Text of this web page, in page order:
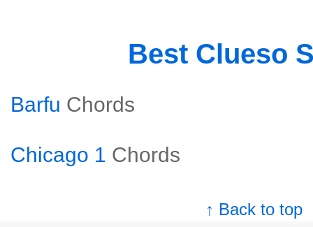
Best Clueso
Barfu Chords
Chicago 1 Chords
↑ Back to top